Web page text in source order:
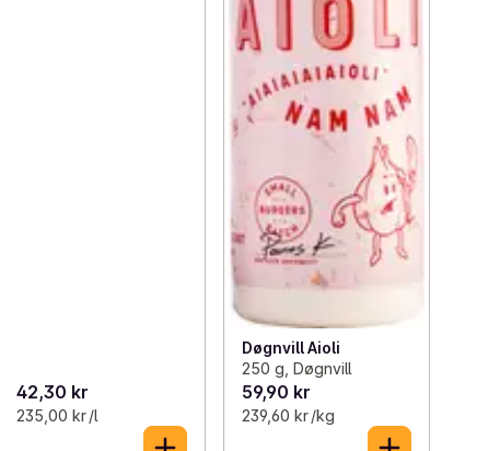
42,30 kr
235,00 kr /l
Døgnvill Aioli
250 g, Døgnvill
59,90 kr
239,60 kr /kg